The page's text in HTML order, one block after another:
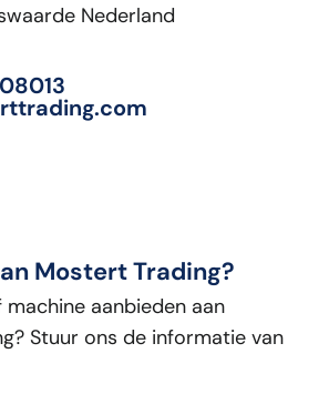
Nederland
Mostert Trading?
aanbieden aan
Stuur ons de informatie van